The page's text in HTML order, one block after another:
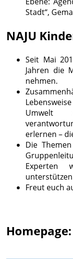
Stadt“,
NAJU
Seit Mai
Jahren die
nehmen.
Umwelt
erlernen –
Die
Experten
Freut euch
Homepage: